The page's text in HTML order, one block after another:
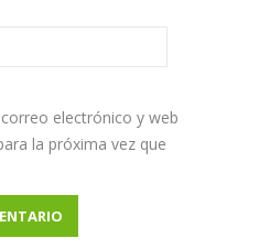
electrónico y web
la próxima vez que